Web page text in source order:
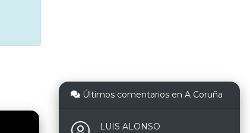
Últimos comentarios en A Coruña
LUIS ALONSO